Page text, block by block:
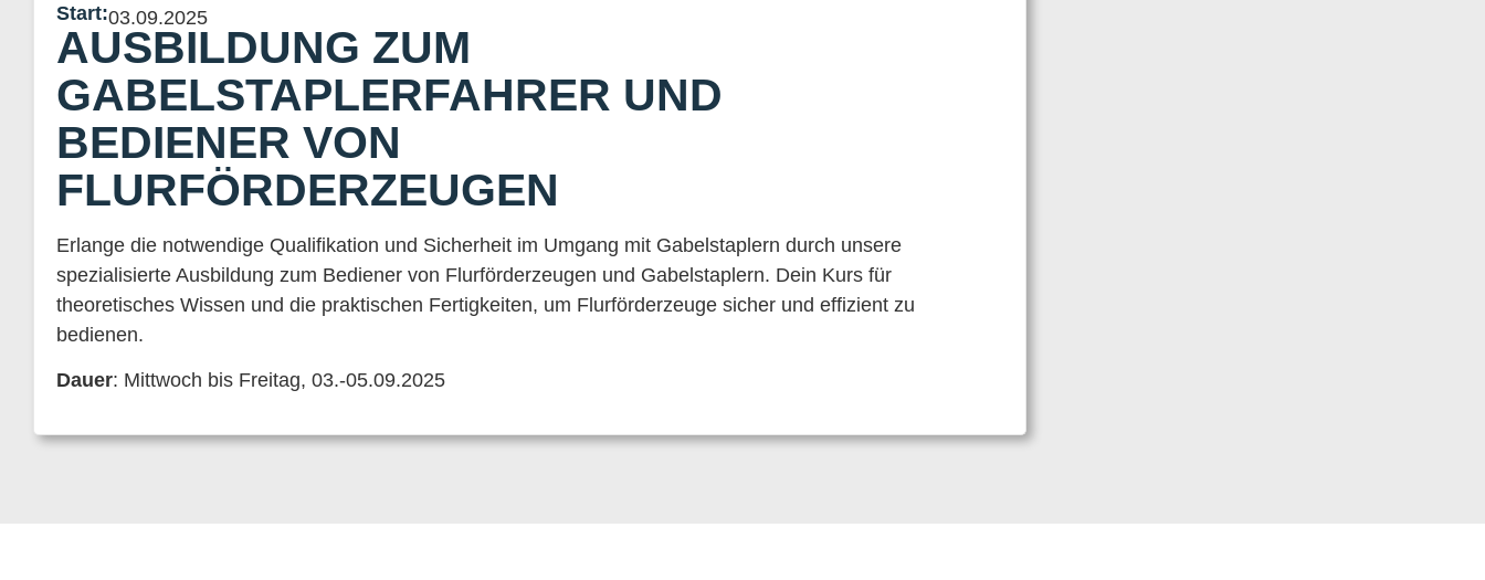
Start:03.09.2025
AUSBILDUNG ZUM
GABELSTAPLERFAHRER UND
BEDIENER VON
FLURFÖRDERZEUGEN
Erlange die notwendige Qualifikation und Sicherheit im Umgang mit Gabelstaplern durch unsere
spezialisierte Ausbildung zum Bediener von Flurförderzeugen und Gabelstaplern. Dein Kurs für
theoretisches Wissen und die praktischen Fertigkeiten, um Flurförderzeuge sicher und effizient zu
bedienen.
Dauer: Mittwoch bis Freitag, 03.-05.09.2025